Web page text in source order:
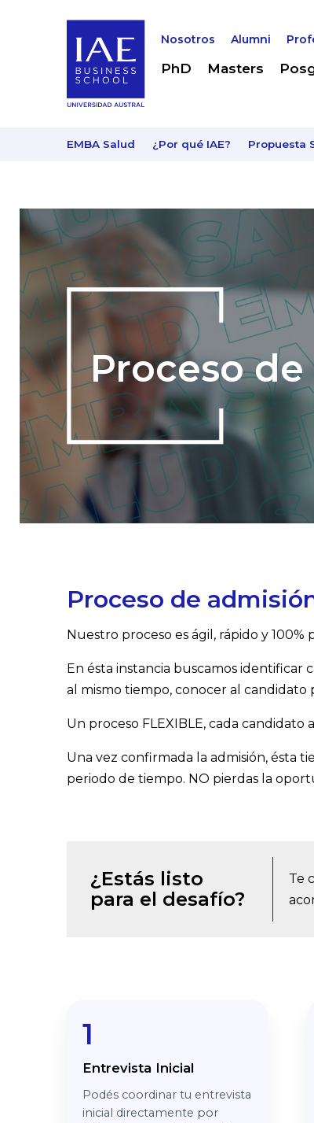
Nosotros Alumni
PhD Masters
EMBA Salud ¿Por qué IAE? Propuesta
Proceso
Proceso de
Nuestro proceso es ágil, rápido y 100%
En ésta instancia buscamos identificar
al mismo tiempo, conocer al candidato
Un proceso FLEXIBLE, cada
Una vez confirmada la admisión, ésta
periodo de tiempo. NO pierdas la
¿Estás listo
para el desafío?
Te
1
Entrevista Inicial
Podés coordinar tu entrevista
inicial directamente por